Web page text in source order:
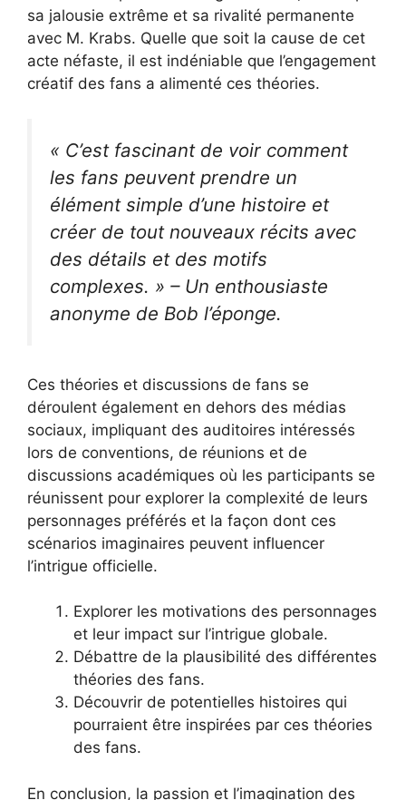
sa jalousie extrême et sa rivalité permanente
avec M. Krabs. Quelle que soit la cause de cet
acte néfaste, il est indéniable que l’engagement
créatif des fans a alimenté ces théories.
« C’est fascinant de voir comment
les fans peuvent prendre un
élément simple d’une histoire et
créer de tout nouveaux récits avec
des détails et des motifs
complexes. » – Un enthousiaste
anonyme de Bob l’éponge.
Ces théories et discussions de fans se
déroulent également en dehors des médias
sociaux, impliquant des auditoires intéressés
lors de conventions, de réunions et de
discussions académiques où les participants se
réunissent pour explorer la complexité de leurs
personnages préférés et la façon dont ces
scénarios imaginaires peuvent influencer
l’intrigue officielle.
Explorer les motivations des personnages
et leur impact sur l’intrigue globale.
Débattre de la plausibilité des différentes
théories des fans.
Découvrir de potentielles histoires qui
pourraient être inspirées par ces théories
des fans.
En conclusion, la passion et l’imagination des